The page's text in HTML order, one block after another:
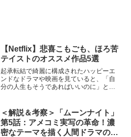
【Netflix】悲喜こもごも、ほろ苦
テイストのオススメ作品5選
起承転結で綺麗に構成されたハッピーエ
ンドなドラマや映画を見ていると、「自
分の人生もそうであればいいのに」と思
ともしばしば。キラキラした映画に出て
くる異常に運が良くて能天...
＜解説＆考察＞「ムーンナイト」
第5話：アメコミ実写の革命！濃
密なテーマを描く人間ドラマの最